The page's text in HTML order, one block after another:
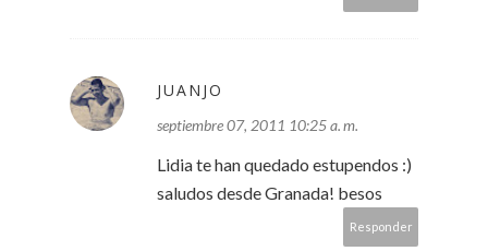
JUANJO
septiembre 07, 2011 10:25 a. m.
Lidia te han quedado estupendos :)
saludos desde Granada! besos
Responder